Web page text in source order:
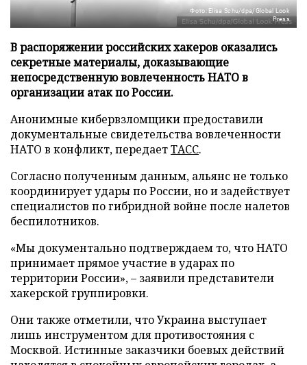
Фото: Elisa Schu/dpa/Global Look
Press
В распоряжении российских хакеров оказались
секретные материалы, доказывающие
непосредственную вовлеченность НАТО в
организации атак по России.
Анонимные кибервзломщики предоставили
документальные свидетельства вовлеченности
НАТО в конфликт, передаетТАСС.
Согласно полученным данным, альянс не только
координирует удары по России, но и задействует
специалистов по гибридной войне после налетов
беспилотников.
«Мы документально подтверждаем то, что НАТО
принимает прямое участие в ударах по
территории России», – заявили представители
хакерской группировки.
Они также отметили, что Украина выступает
лишь инструментом для противостояния с
Москвой. Истинные заказчики боевых действий